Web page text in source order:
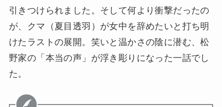
引きつけられました。そして何より衝撃だったの
が、クマ（夏目透羽）が女中を辞めたいと打ち明
けたラストの展開。笑いと温かさの陰に潜む、松
野家の「本当の声」が浮き彫りになった一話でし
た。